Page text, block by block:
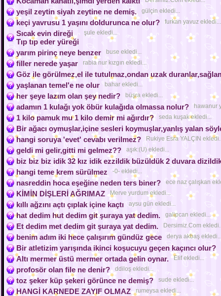
yeşil zeytin siyah zeytine ne demiş. gülçin ekledi...
keçi yavrusu 1 yaşını doldurunca ne olur? furkan yavuz ekledi...
Sıcak evin direği
Tıp tıp eder yüreği
şule ekledi...
yarım pirinç neye benzer buse ekledi...
filler nerede yaşar rabia nur kızgın ekledi...
Göz ile görülmez,el ile tutulmaz,ondan uzak
yaşlanan temel'e ne olur
bahar ekledi...
her şeye lazım olan şey nedir? büşra ekledi...
adamın 1 kulağı yok öbür kulağıda olmassa nolur? hawanur
1 kilo pamuk mu 1 kilo demir mi ağırdır? seda kuşak ekledi...
Bir ağacı oymuşlar,içine sesleri koymuşlar,yanlış yalan
hangi soruya 'evet' cevabı verilmez?
Rukiye Esra YALÇIN
geldi mi gelir,gitti mi gelmez?? aşık:(U) ekledi...
biz biz biz idik 32 kız idik ezzildik büzüldük 2 duvara
hangi teme krem sürülmez
-0- ekledi...
nasreddin hoca eşeğine neden ters biner? ece naz çalışkan
KİMİN DİŞLERİ AĞRIMAZ Merve yurdum ekledi...
kıllı ağzını açtı çıplak içine kaçtı aysu gün ekledi...
hat dedim hut dedim git şuraya yat dedim. galipcan ekledi...
Et dedim met dedim git şuraya yat dedim. Dersimiz.Com
benim adım iki hece çalışırım gündüz gece derya akbaş
Bir atletizim yarışında ikinci koşucuyu geçen kaçıncı olur?
Altı mermer üstü mermer ortada gelin oynar.
Elif ekledi...
profosör olan file ne denir? ddiloş ekledi...
toz şeker küp şekeri görünce ne demiş? sude ekledi...
HANGİ KARNEDE ZAYIF OLMAZ rumeysa ekledi...